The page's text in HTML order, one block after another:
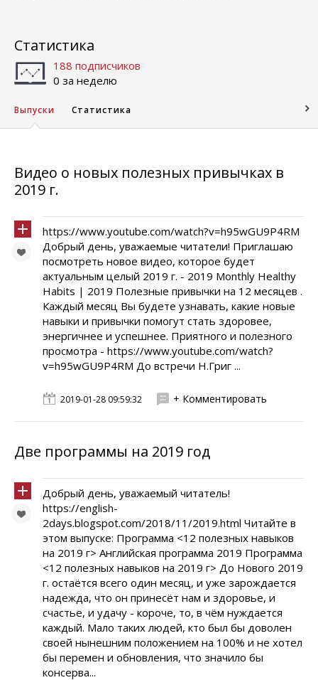
Статистика
188 подписчиков
0 за неделю
Выпуски Статистика
Видео о новых полезных привычках в
2019 г.
https://www.youtube.com/watch?v=h95wGU9P4RM
Добрый день, уважаемые читатели! Приглашаю
посмотреть новое видео, которое будет
актуальным целый 2019 г. - 2019 Monthly Healthy
Habits | 2019 Полезные привычки на 12 месяцев .
Каждый месяц Вы будете узнавать, какие новые
навыки и привычки помогут стать здоровее,
энергичнее и успешнее. Приятного и полезного
просмотра - https://www.youtube.com/watch?
v=h95wGU9P4RM До встречи Н.Григ ...
2019-01-28 09:59:32 + Комментировать
Две программы на 2019 год
Добрый день, уважаемый читатель!
https://english-
2days.blogspot.com/2018/11/2019.html Читайте в
этом выпуске: Программа <12 полезных навыков
на 2019 г> Английская программа 2019 Программа
<12 полезных навыков на 2019 г> До Нового 2019
г. остаётся всего один месяц, и уже зарождается
надежда, что он принесёт нам и здоровье, и
счастье, и удачу - короче, то, в чём нуждается
каждый. Мало таких людей, кто был бы доволен
своей нынешним положением на 100% и не хотел
бы перемен и обновления, что значило бы
консерва...